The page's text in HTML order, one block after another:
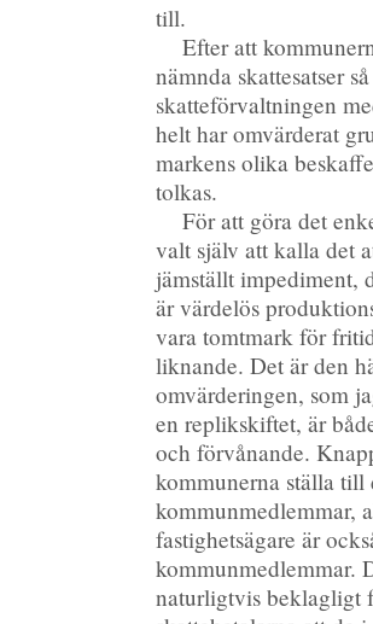
till.
Efter att
nämnda skattesatser
skatteförvaltningen
helt har omvärderat
markens olika
tolkas.
För att göra det
valt själv att kalla det
jämställt impediment,
är värdelös
vara tomtmark för
liknande. Det är den
omvärderingen, som
en replikskiftet, är
och förvånande.
kommunerna ställa till
kommunmedlemmar,
fastighetsägare är
kommunmedlemmar.
naturligtvis beklagligt